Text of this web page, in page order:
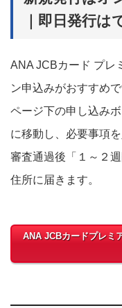
｜即日発行は
ANA JCBカード プレ
ン申込みがおすすめで
ページ下の申し込み
に移動し、必要事項
審査通過後「１～２
住所に届きます。
ANA JCBカードプレミ